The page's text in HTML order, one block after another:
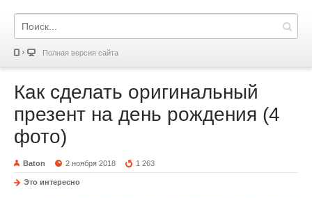
Полная версия сайта
Как сделать оригинальный
презент на день рождения (4
фото)
Baton 2 ноября 2018 1 263
Это интересно